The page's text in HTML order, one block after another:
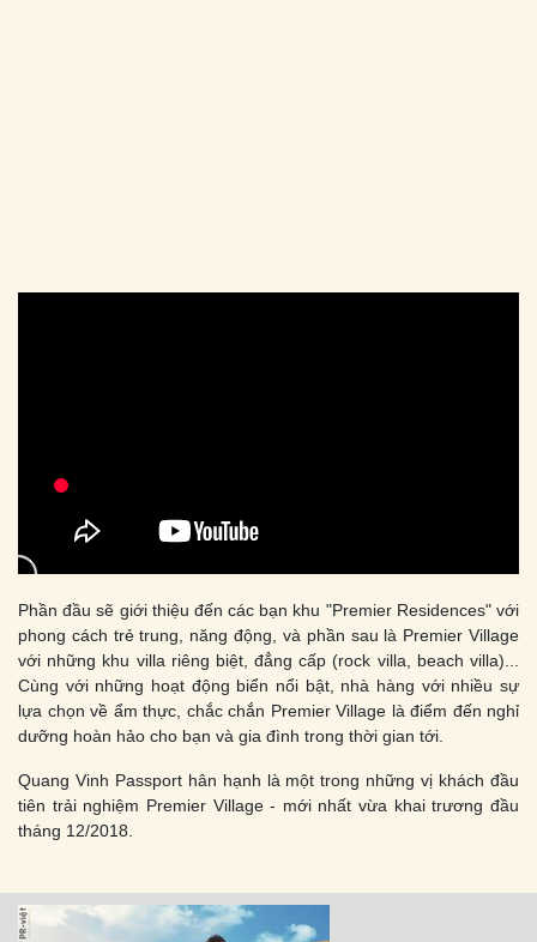
Phần đầu sẽ giới thiệu đến các bạn khu "Premier Residences" với
phong cách trẻ trung, năng động, và phần sau là Premier Village
với những khu villa riêng biệt, đẳng cấp (rock villa, beach villa)...
Cùng với những hoạt động biển nổi bật, nhà hàng với nhiều sự
lựa chọn về ẩm thực, chắc chắn Premier Village là điểm đến nghỉ
dưỡng hoàn hảo cho bạn và gia đình trong thời gian tới.
Quang Vinh Passport hân hạnh là một trong những vị khách đầu
tiên trải nghiệm Premier Village - mới nhất vừa khai trương đầu
tháng 12/2018.